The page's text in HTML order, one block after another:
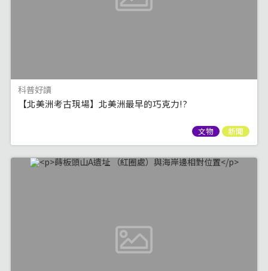
科普好讀
【北美洲考古現場】北美洲最早的巧克力!?
文物 新聞